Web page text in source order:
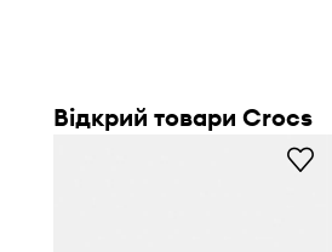
Відкрий товари Crocs